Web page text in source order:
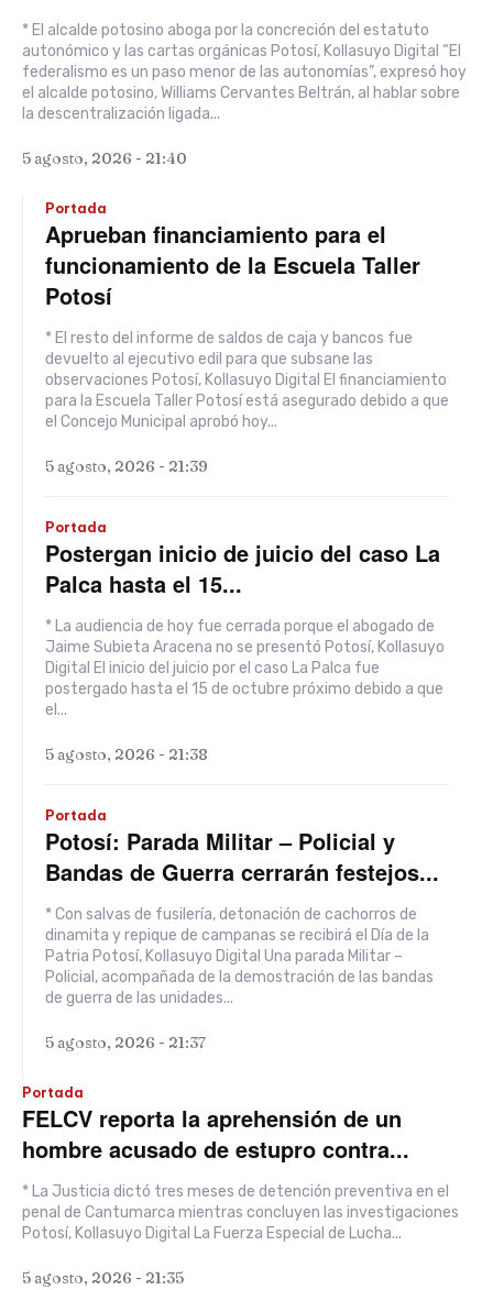
* El alcalde potosino aboga por la concreción del estatuto
autonómico y las cartas orgánicas Potosí, Kollasuyo Digital “El
federalismo es un paso menor de las autonomías”, expresó hoy
el alcalde potosino, Williams Cervantes Beltrán, al hablar sobre
la descentralización ligada...
5 agosto, 2026 - 21:40
Portada
Aprueban financiamiento para el
funcionamiento de la Escuela Taller
Potosí
* El resto del informe de saldos de caja y bancos fue
devuelto al ejecutivo edil para que subsane las
observaciones Potosí, Kollasuyo Digital El financiamiento
para la Escuela Taller Potosí está asegurado debido a que
el Concejo Municipal aprobó hoy...
5 agosto, 2026 - 21:39
Portada
Postergan inicio de juicio del caso La
Palca hasta el 15...
* La audiencia de hoy fue cerrada porque el abogado de
Jaime Subieta Aracena no se presentó Potosí, Kollasuyo
Digital El inicio del juicio por el caso La Palca fue
postergado hasta el 15 de octubre próximo debido a que
el...
5 agosto, 2026 - 21:38
Portada
Potosí: Parada Militar – Policial y
Bandas de Guerra cerrarán festejos...
* Con salvas de fusilería, detonación de cachorros de
dinamita y repique de campanas se recibirá el Día de la
Patria Potosí, Kollasuyo Digital Una parada Militar –
Policial, acompañada de la demostración de las bandas
de guerra de las unidades...
5 agosto, 2026 - 21:37
Portada
FELCV reporta la aprehensión de un
hombre acusado de estupro contra...
* La Justicia dictó tres meses de detención preventiva en el
penal de Cantumarca mientras concluyen las investigaciones
Potosí, Kollasuyo Digital La Fuerza Especial de Lucha...
5 agosto, 2026 - 21:35